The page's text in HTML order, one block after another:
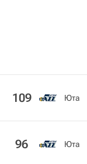
109 Юта
96 Юта